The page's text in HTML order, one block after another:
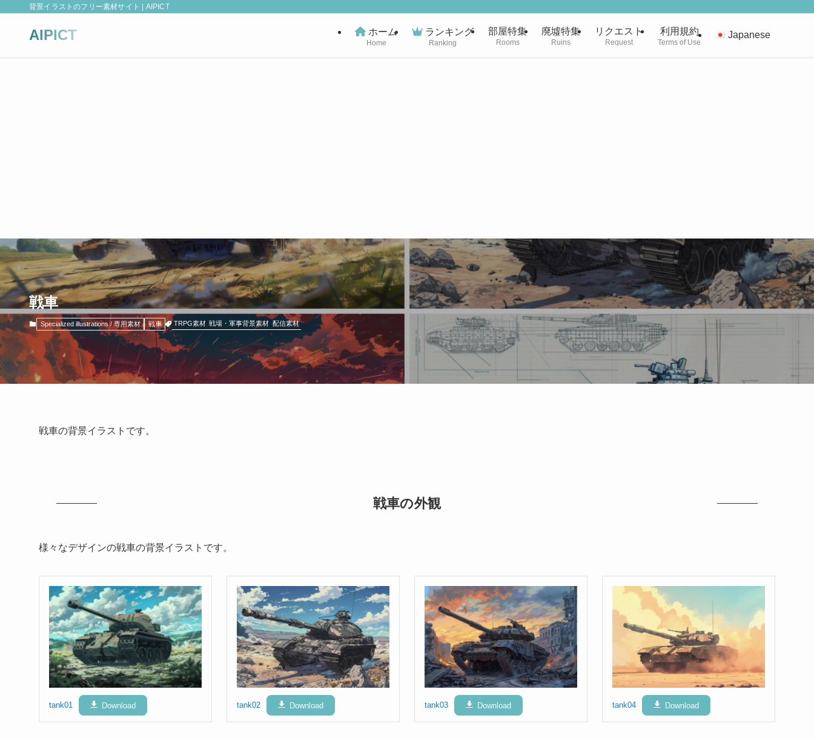
背景イラストのフリー素材サイト | AIPICT
AIPICT ホーム
Home
ランキング
Ranking
部屋特集
Rooms
廃墟特集
Ruins
リクエスト
Request
利用規約
Terms of Use
Japanese
戦車
Specialized illustrations / 専用素材 戦車 TRPG素材 戦場・軍事背景素材 配信素材
戦車の背景イラストです。
戦車の外観
様々なデザインの戦車の背景イラストです。
tank01 Download tank02 Download tank03 Download tank04 Download